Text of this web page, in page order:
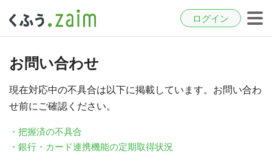
ログイン
お問い合わせ
現在対応中の不具合は以下に掲載しています。お問い合わ
せ前にご確認ください。
・把握済の不具合
・銀行・カード連携機能の定期取得状況